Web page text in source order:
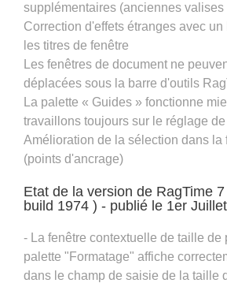
supplémentaires (anciennes
Correction d'effets étranges avec
les titres de fenêtre
Les fenêtres de document ne
déplacées sous la barre d'outils
La palette « Guides » fonctionne
travaillons toujours sur le réglage
Amélioration de la sélection dans la
(points d'ancrage)
Etat de la version de RagTime
build 1974 ) - publié le 1er
- La fenêtre contextuelle de taille de
palette "Formatage" affiche
dans le champ de saisie de la taille